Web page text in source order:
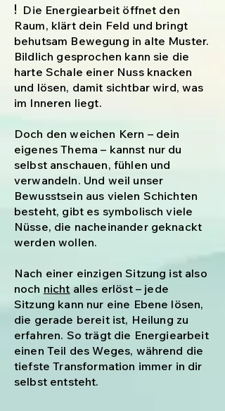
​​​​! Die Energiearbeit öffnet den
Raum, klärt dein Feld und bringt
behutsam Bewegung in alte Muster.
Bildlich gesprochen kann sie die
harte Schale einer Nuss knacken
und lösen, damit sichtbar wird, was
im Inneren liegt.
Doch den weichen Kern – dein
eigenes Thema – kannst nur du
selbst anschauen, fühlen und
verwandeln. Und weil unser
Bewusstsein aus vielen Schichten
besteht, gibt es symbolisch viele
Nüsse, die nacheinander geknackt
werden wollen.
Nach einer einzigen Sitzung ist also
noch nicht alles erlöst – jede
Sitzung kann nur eine Ebene lösen,
die gerade bereit ist, Heilung zu
erfahren. So trägt die Energiearbeit
einen Teil des Weges, während die
tiefste Transformation immer in dir
selbst entsteht.​​​